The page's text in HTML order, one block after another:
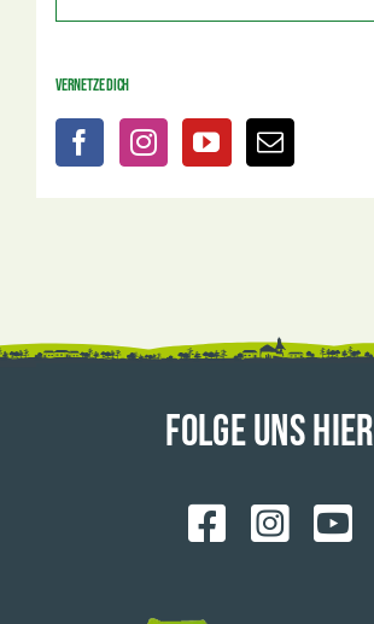
Vernetze dich
FOLGE UNS HIER